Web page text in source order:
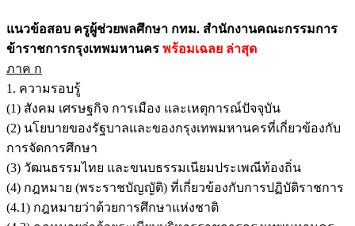
แนวข้อสอบ ครูผู้ช่วยพลศึกษา กทม. สำนักงานคณะกรรมการ
ข้าราชการกรุงเทพมหานคร พร้อมเฉลย ล่าสุด
ภาค ก
1. ความรอบรู้
(1) สังคม เศรษฐกิจ การเมือง และเหตุการณ์ปัจจุบัน
(2) นโยบายของรัฐบาลและของกรุงเทพมหานครที่เกี่ยวข้องกับ
การจัดการศึกษา
(3) วัฒนธรรมไทย และขนบธรรมเนียมประเพณีท้องถิ่น
(4) กฎหมาย (พระราชบัญญัติ) ที่เกี่ยวข้องกับการปฏิบัติราชการ
(4.1) กฎหมายว่าด้วยการศึกษาแห่งชาติ